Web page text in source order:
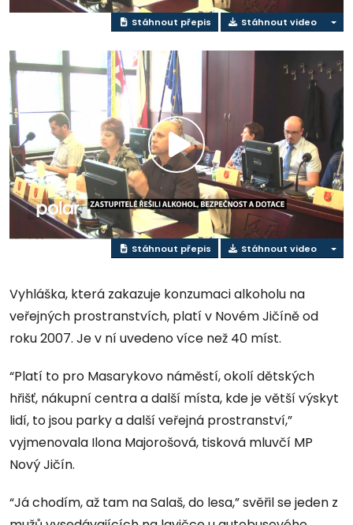
Stáhnout přepis Stáhnout video
Přehrát
video
Stáhnout přepis Stáhnout video
Vyhláška, která zakazuje konzumaci alkoholu na
veřejných prostranstvích, platí v Novém Jičíně od
roku 2007. Je v ní uvedeno více než 40 míst.
“Platí to pro Masarykovo náměstí, okolí dětských
hřišť, nákupní centra a další místa, kde je větší výskyt
lidí, to jsou parky a další veřejná prostranství,”
vyjmenovala Ilona Majorošová, tisková mluvčí MP
Nový Jičín.
“Já chodím, až tam na Salaš, do lesa,” svěřil se jeden z